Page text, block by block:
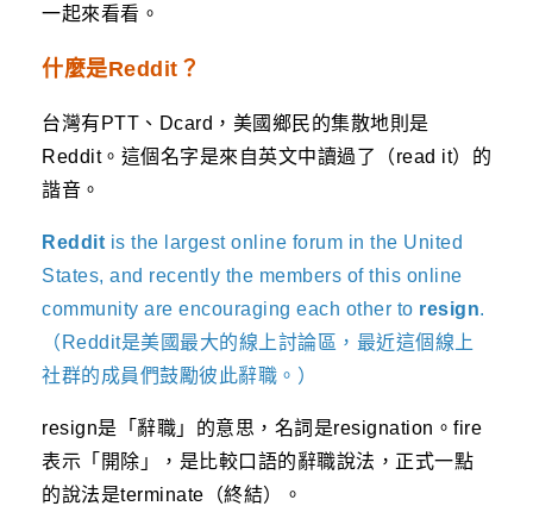
一起來看看。
什麼是Reddit？
台灣有PTT、Dcard，美國鄉民的集散地則是
Reddit。這個名字是來自英文中讀過了（read it）的
諧音。
Reddit is the largest online forum in the United
States, and recently the members of this online
community are encouraging each other to resign.
（Reddit是美國最大的線上討論區，最近這個線上
社群的成員們鼓勵彼此辭職。）
resign是「辭職」的意思，名詞是resignation。fire
表示「開除」，是比較口語的辭職說法，正式一點
的說法是terminate（終結）。